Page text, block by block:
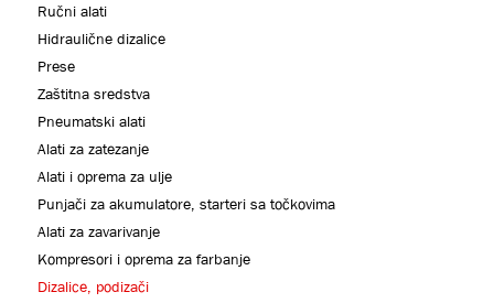
Ručni alati
Hidraulične dizalice
Prese
Zaštitna sredstva
Pneumatski alati
Alati za zatezanje
Alati i oprema za ulje
Punjači za akumulatore, starteri sa točkovima
Alati za zavarivanje
Kompresori i oprema za farbanje
Dizalice, podizači